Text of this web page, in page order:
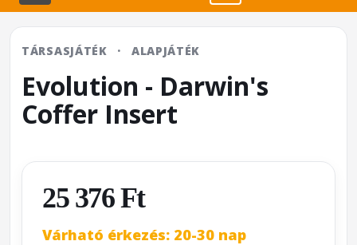
TÁRSASJÁTÉK · ALAPJÁTÉK
Evolution - Darwin's
Coffer Insert
25 376 Ft
Várható érkezés: 20-30 nap